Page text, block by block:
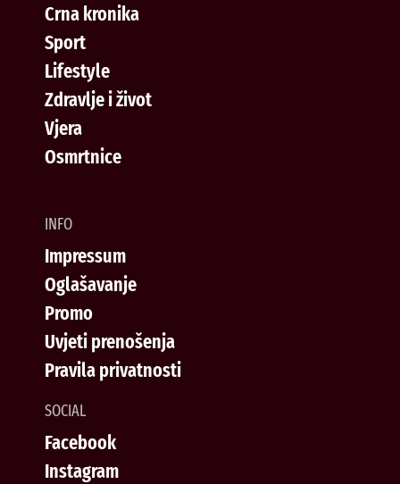
Crna kronika
Sport
Lifestyle
Zdravlje i život
Vjera
Osmrtnice
INFO
Impressum
Oglašavanje
Promo
Uvjeti prenošenja
Pravila privatnosti
SOCIAL
Facebook
Instagram